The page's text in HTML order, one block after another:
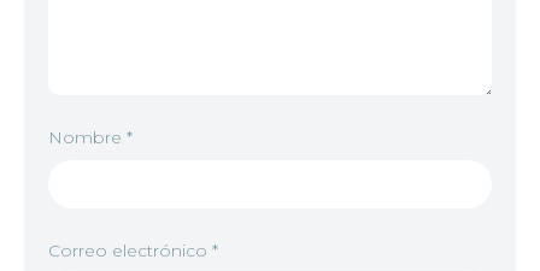
Nombre *
Correo electrónico *